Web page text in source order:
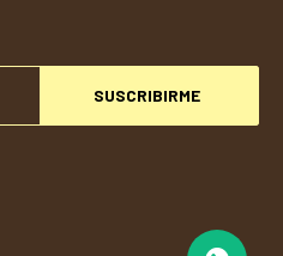
SUSCRIBIRME